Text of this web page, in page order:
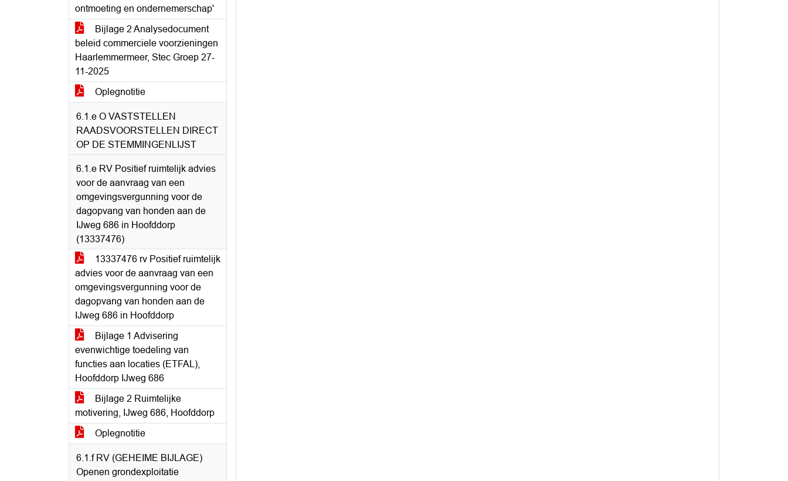
ontmoeting en ondernemerschap'
Bijlage 2 Analysedocument
beleid commerciele voorzieningen
Haarlemmermeer, Stec Groep 27-
11-2025
Oplegnotitie
6.1.e O VASTSTELLEN
RAADSVOORSTELLEN DIRECT
OP DE STEMMINGENLIJST
6.1.e RV Positief ruimtelijk advies
voor de aanvraag van een
omgevingsvergunning voor de
dagopvang van honden aan de
IJweg 686 in Hoofddorp
(13337476)
13337476 rv Positief ruimtelijk
advies voor de aanvraag van een
omgevingsvergunning voor de
dagopvang van honden aan de
IJweg 686 in Hoofddorp
Bijlage 1 Advisering
evenwichtige toedeling van
functies aan locaties (ETFAL),
Hoofddorp IJweg 686
Bijlage 2 Ruimtelijke
motivering, IJweg 686, Hoofddorp
Oplegnotitie
6.1.f RV (GEHEIME BIJLAGE)
Openen grondexploitatie